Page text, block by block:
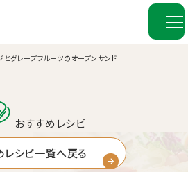
とグレープフルーツのオープンサンド
おすすめレシピ
レシピ一覧へ戻る